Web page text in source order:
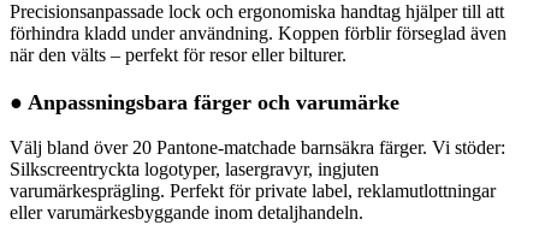
Precisionsanpassade lock och ergonomiska handtag hjälper till att
förhindra kladd under användning. Koppen förblir förseglad även
när den välts – perfekt för resor eller bilturer.
● Anpassningsbara färger och varumärke
Välj bland över 20 Pantone-matchade barnsäkra färger. Vi stöder:
Silkscreentryckta logotyper, lasergravyr, ingjuten
varumärkesprägling. Perfekt för private label, reklamutlottningar
eller varumärkesbyggande inom detaljhandeln.